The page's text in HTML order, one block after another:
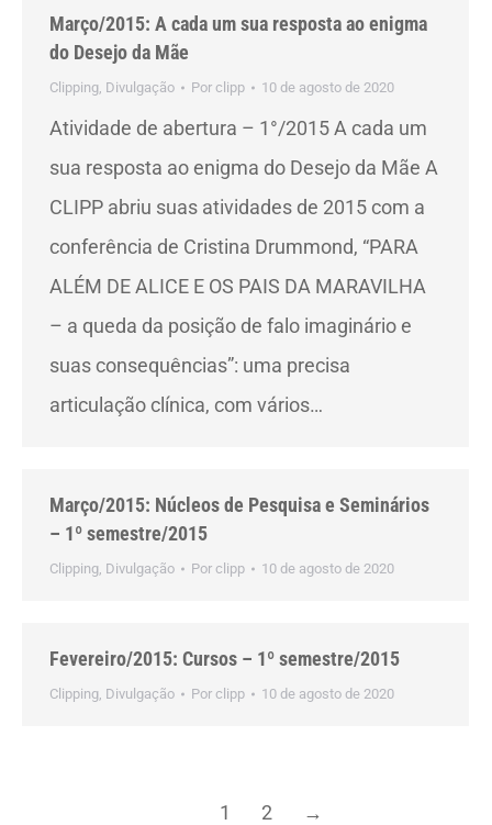
Março/2015: A cada um sua resposta ao enigma
do Desejo da Mãe
Clipping, Divulgação Por clipp 10 de agosto de 2020
Atividade de abertura – 1°/2015 A cada um
sua resposta ao enigma do Desejo da Mãe A
CLIPP abriu suas atividades de 2015 com a
conferência de Cristina Drummond, “PARA
ALÉM DE ALICE E OS PAIS DA MARAVILHA
– a queda da posição de falo imaginário e
suas consequências”: uma precisa
articulação clínica, com vários…
Março/2015: Núcleos de Pesquisa e Seminários
– 1º semestre/2015
Clipping, Divulgação Por clipp 10 de agosto de 2020
Fevereiro/2015: Cursos – 1º semestre/2015
Clipping, Divulgação Por clipp 10 de agosto de 2020
1 2 →